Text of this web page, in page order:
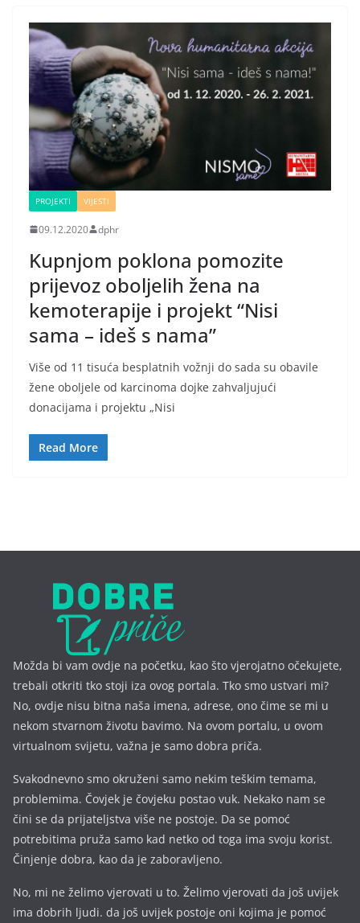
PROJEKTI VIJESTI
09.12.2020 dphr
Kupnjom poklona pomozite
prijevoz oboljelih žena na
kemoterapije i projekt “Nisi
sama – ideš s nama”
Više od 11 tisuća besplatnih vožnji do sada su obavile
žene oboljele od karcinoma dojke zahvaljujući
donacijama i projektu „Nisi
Read More
Možda bi vam ovdje na početku, kao što vjerojatno očekujete,
trebali otkriti tko stoji iza ovog portala. Tko smo ustvari mi?
No, ovdje nisu bitna naša imena, adrese, ono čime se mi u
nekom stvarnom životu bavimo. Na ovom portalu, u ovom
virtualnom svijetu, važna je samo dobra priča.
Svakodnevno smo okruženi samo nekim teškim temama,
problemima. Čovjek je čovjeku postao vuk. Nekako nam se
čini se da prijateljstva više ne postoje. Da se pomoć
potrebitima pruža samo kad netko od toga ima svoju korist.
Činjenje dobra, kao da je zaboravljeno.
No, mi ne želimo vjerovati u to. Želimo vjerovati da još uvijek
ima dobrih ljudi. da još uvijek postoje oni kojima je pomoć